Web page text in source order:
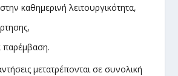
καθημερινή λειτουργικότητα,
παρέμβαση.
μετατρέπονται σε συνολική